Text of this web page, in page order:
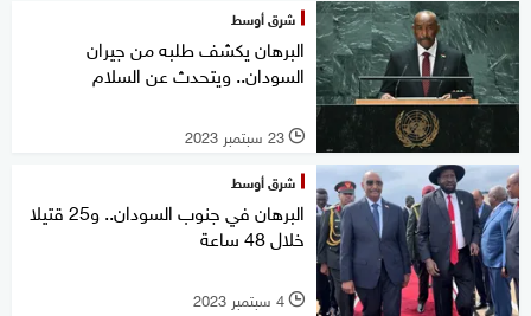
شرق أوسط
البرهان يكشف طلبه من جيران
السودان.. ويتحدث عن السلام
l 23 سبتمبر 2023
شرق أوسط
البرهان في جنوب السودان.. و25 قتيلا
خلال 48 ساعة
l 4 سبتمبر 2023